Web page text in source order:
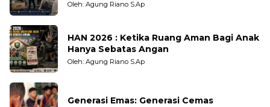
Oleh: Agung Riano S.Ap
HAN 2026 : Ketika Ruang Aman Bagi Anak
Hanya Sebatas Angan
Oleh: Agung Riano S.Ap
Generasi Emas: Generasi Cemas